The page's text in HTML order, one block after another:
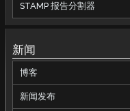
STAMP 报告分割器
新闻
博客
新闻发布